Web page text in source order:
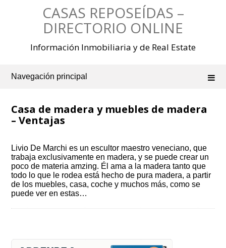
CASAS REPOSEÍDAS –
DIRECTORIO ONLINE
Información Inmobiliaria y de Real Estate
Navegación principal
Casa de madera y muebles de madera
– Ventajas
Livio De Marchi es un escultor maestro veneciano, que
trabaja exclusivamente en madera, y se puede crear un
poco de materia amzing. Él ama a la madera tanto que
todo lo que le rodea está hecho de pura madera, a partir
de los muebles, casa, coche y muchos más, como se
puede ver en estas…